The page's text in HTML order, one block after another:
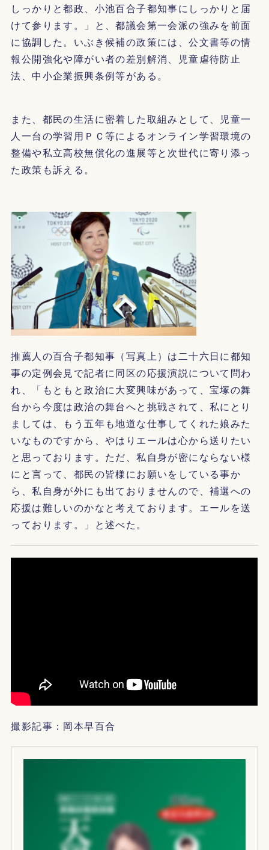
しっかりと都政、小池百合子都知事にしっかりと届
けて参ります。」と、都議会第一会派の強みを前面
に協調した。いぶき候補の政策には、公文書等の情
報公開強化や障がい者の差別解消、児童虐待防止
法、中小企業振興条例等がある。
また、都民の生活に密着した取組みとして、児童一
人一台の学習用ＰＣ等によるオンライン学習環境の
整備や私立高校無償化の進展等と次世代に寄り添っ
た政策も訴える。
推薦人の百合子都知事（写真上）は二十六日に都知
事の定例会見で記者に同区の応援演説について問わ
れ、「もともと政治に大変興味があって、宝塚の舞
台から今度は政治の舞台へと挑戦されて、私にとり
ましては、もう五年も地道な仕事してくれた娘みた
いなものですから、やはりエールは心から送りたい
と思っております。ただ、私自身が密にならない様
にと言って、都民の皆様にお願いをしている事か
ら、私自身が外にも出ておりませんので、補選への
応援は難しいのかなと考えております。エールを送
っております。」と述べた。
撮影記事：岡本早百合